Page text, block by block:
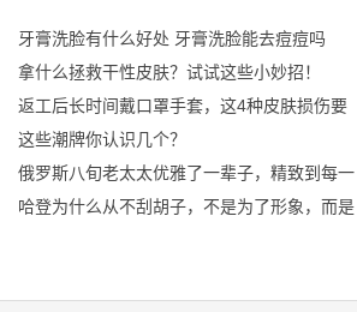
牙膏洗脸有什么好处 牙膏洗脸能去痘痘吗
拿什么拯救干性皮肤？试试这些小妙招！
返工后长时间戴口罩手套，这4种皮肤损伤要
这些潮牌你认识几个？
俄罗斯八旬老太太优雅了一辈子，精致到每一
哈登为什么从不刮胡子，不是为了形象，而是